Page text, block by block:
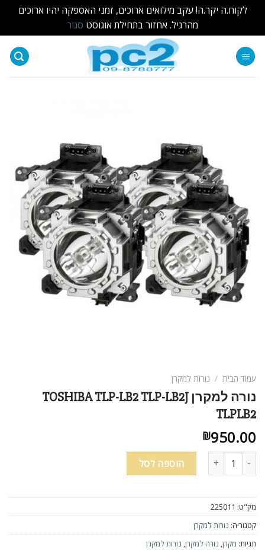
לקוח.ה יקר.ה! עקב מילואים ארוכים, זמני האספקה יהיו ארוכים
מהרגיל. אחזור בתחילת אוגוסט סגור
עמוד הבית / נורות למקרן
נורה למקרן TOSHIBA TLP-LB2 TLP-LB2J
TLPLB2
₪950.00
כמות של נורה למקרן TOSHIBA TLP-LB2 TLP-LB2J TLPLB2 הוספה לסל
מק"ט: 225011
קטגוריה: נורות למקרן
תגיות: מקרן, נורה למקרן, נורות למקרן